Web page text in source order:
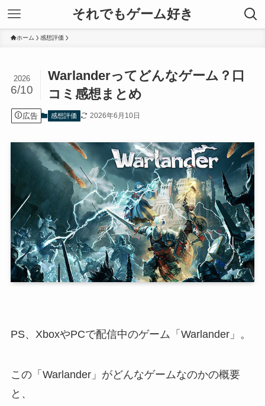
それでもゲーム好き
ホーム 感想評価
Warlanderってどんなゲーム？口
コミ感想まとめ
2026
6/10
広告 感想評価 2026年6月10日
PS、XboxやPCで配信中のゲーム「 Warlander」。
この「Warlander」がどんなゲームなのかの概要
と、